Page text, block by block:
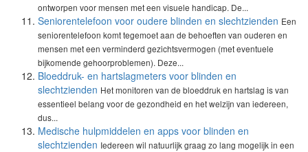
ontworpen voor mensen met een visuele handicap. De...
Seniorentelefoon voor oudere blinden en slechtzienden Een
seniorentelefoon komt tegemoet aan de behoeften van ouderen en
mensen met een verminderd gezichtsvermogen (met eventuele
bijkomende gehoorproblemen). Deze...
Bloeddruk- en hartslagmeters voor blinden en
slechtzienden Het monitoren van de bloeddruk en hartslag is van
essentieel belang voor de gezondheid en het welzijn van iedereen,
dus...
Medische hulpmiddelen en apps voor blinden en
slechtzienden Iedereen wil natuurlijk graag zo lang mogelijk in een